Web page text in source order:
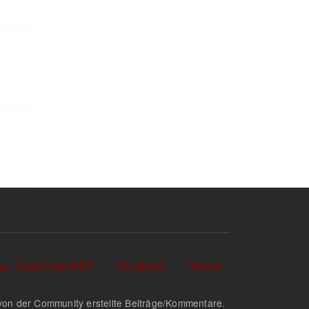
- Download PDF Facebook Twitter
der Community erstellte Beiträge/Kommentare.